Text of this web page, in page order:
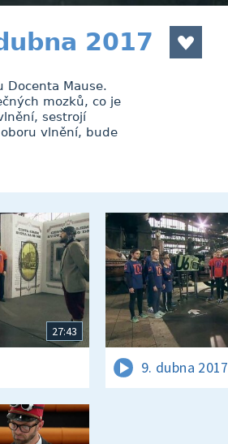
2017
Docenta Mause.
mozků, co je
sestrojí
vlnění, bude
27:43
9. dubna 2017